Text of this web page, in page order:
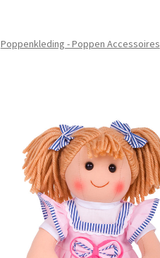
Poppenkleding - Poppen Accessoires